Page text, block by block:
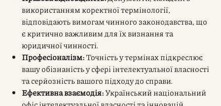
використанням коректної термінології,
відповідають вимогам чинного законодавства, що
є критично важливим для їх визнання та
юридичної чинності.
Професіоналізм:Точність у термінах підкреслює
вашу обізнаність у сфері інтелектуальної власності
та серйозність вашого підходу до справи.
Ефективна взаємодія:Український національний